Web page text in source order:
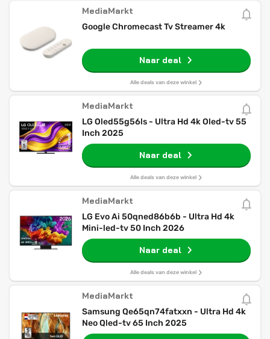
MediaMarkt
Google Chromecast Tv Streamer 4k
Naar deal
Alle deals van deze winkel
MediaMarkt
LG Oled55g56ls - Ultra Hd 4k Oled-tv 55
Inch 2025
Naar deal
Alle deals van deze winkel
MediaMarkt
LG Evo Ai 50qned86b6b - Ultra Hd 4k
Mini-led-tv 50 Inch 2026
Naar deal
Alle deals van deze winkel
MediaMarkt
Samsung Qe65qn74fatxxn - Ultra Hd 4k
Neo Qled-tv 65 Inch 2025